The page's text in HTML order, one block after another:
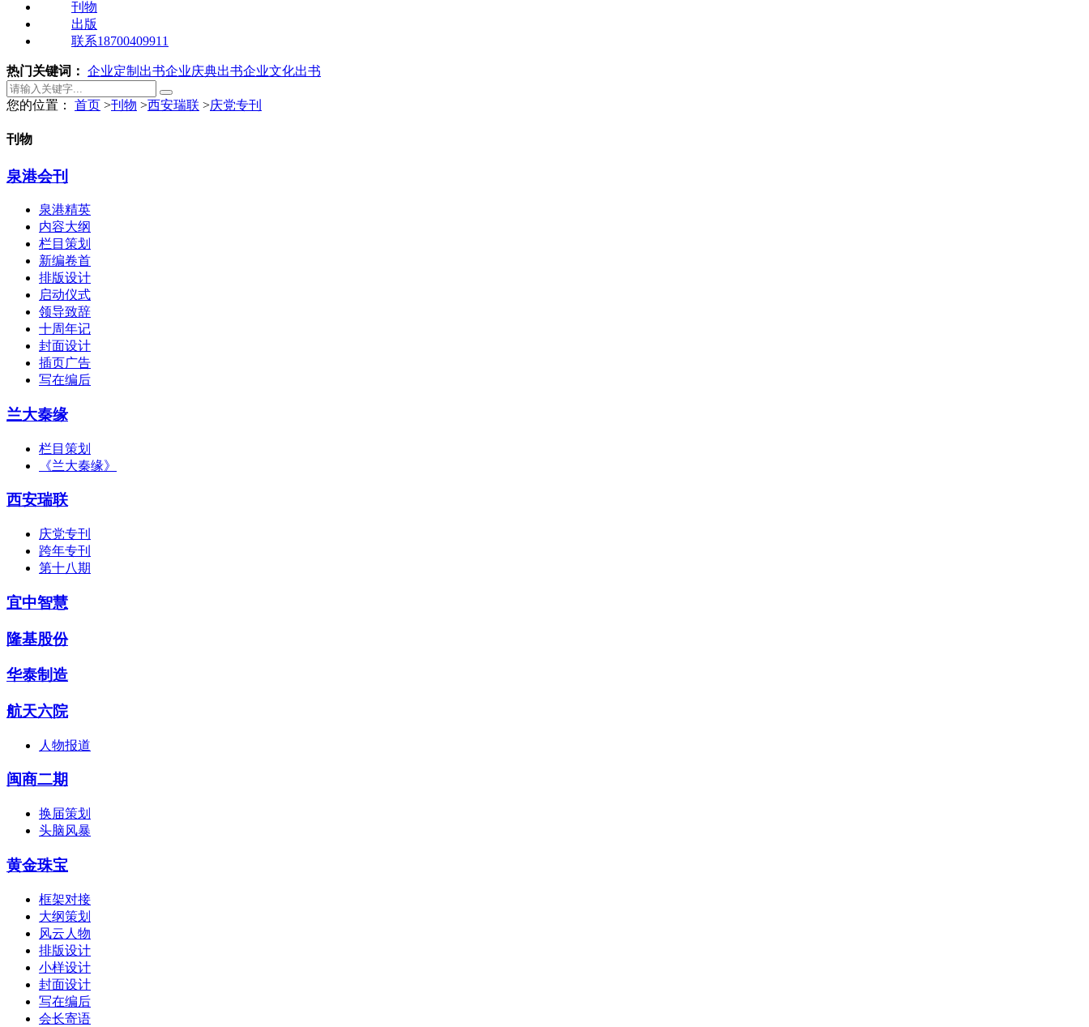
刊物
出版
联系18700409911
热门关键词： 企业定制出书企业庆典出书企业文化出书
您的位置： 首页 >刊物 >西安瑞联 >庆党专刊
刊物
泉港会刊
泉港精英
内容大纲
栏目策划
新编卷首
排版设计
启动仪式
领导致辞
十周年记
封面设计
插页广告
写在编后
兰大秦缘
栏目策划
《兰大秦缘》
西安瑞联
庆党专刊
跨年专刊
第十八期
宜中智慧
隆基股份
华泰制造
航天六院
人物报道
闽商二期
换届策划
头脑风暴
黄金珠宝
框架对接
大纲策划
风云人物
排版设计
小样设计
封面设计
写在编后
会长寄语